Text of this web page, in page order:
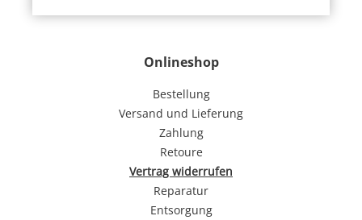
Onlineshop
Bestellung
Versand und Lieferung
Zahlung
Retoure
Vertrag widerrufen
Reparatur
Entsorgung